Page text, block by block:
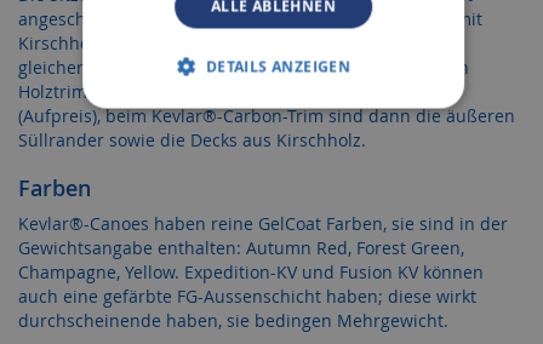
angeschrägter Vorderkante versehene Gurtbandsitze mit
Kirschholzrahmen, auf denen Sitzen und Knien
gleichermaßen möglich und höchst komfortabel ist. Ein
Holztrim ist anstelle des Alurandes natürlich möglich
(Aufpreis), beim Kevlar®-Carbon-Trim sind dann die äußeren
Süllrander sowie die Decks aus Kirschholz.
Farben
Kevlar®-Canoes haben reine GelCoat Farben, sie sind in der
Gewichtsangabe enthalten: Autumn Red, Forest Green,
Champagne, Yellow. Expedition-KV und Fusion KV können
auch eine gefärbte FG-Aussenschicht haben; diese wirkt
durchscheinende haben, sie bedingen Mehrgewicht.
ALLE ABLEHNEN
DETAILS ANZEIGEN